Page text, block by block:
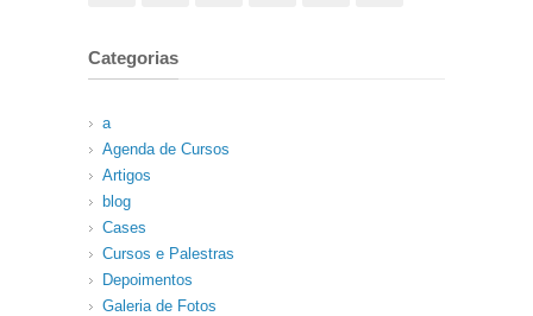
Categorias
a
Agenda de Cursos
Artigos
blog
Cases
Cursos e Palestras
Depoimentos
Galeria de Fotos